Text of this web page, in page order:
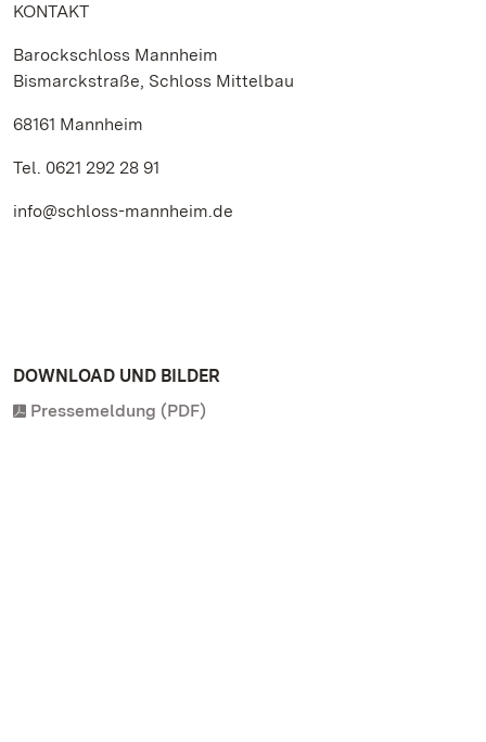
KONTAKT
Barockschloss Mannheim
Bismarckstraße, Schloss Mittelbau
68161 Mannheim
Tel. 0621 292 28 91
info@schloss-mannheim.de
DOWNLOAD UND BILDER
Pressemeldung (PDF)